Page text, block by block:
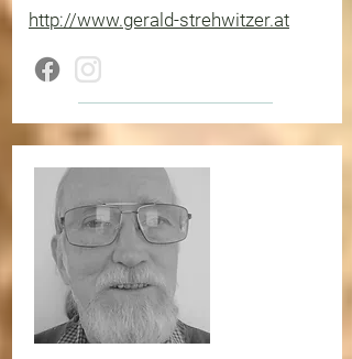
http://www.gerald-strehwitzer.at